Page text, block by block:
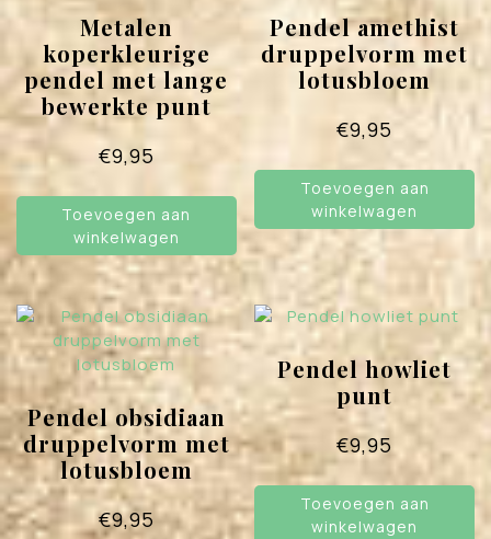
Metalen
koperkleurige
pendel met lange
bewerkte punt
€9,95
Toevoegen aan
winkelwagen
Pendel amethist
druppelvorm met
lotusbloem
€9,95
Toevoegen aan
winkelwagen
Pendel obsidiaan
druppelvorm met
lotusbloem
€9,95
Pendel howliet
punt
€9,95
Toevoegen aan
winkelwagen